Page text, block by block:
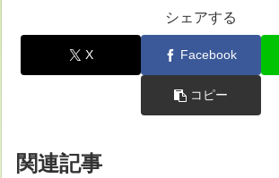
シェアする
X Facebook
コピー
関連記事